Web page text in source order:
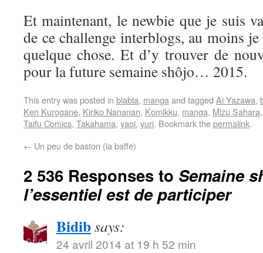
Et maintenant, le newbie que je suis
de ce challenge interblogs, au moins
quelque chose. Et d’y trouver de
pour la future semaine shôjo… 2015.
This entry was posted in blabla, mangaand tagged Ai Yazawa,
Ken Kurogane, Kiriko Nananan, Komikku, manga, Mizu Sahara
Taifu Comics, Takahama, yaoi, yuri. Bookmark thepermalink.
← Un peu de baston (la baffe)
2 536 Responses to Semaine
l’essentiel est de participer
Bidibsays:
24 avril 2014 at 19 h 52 min